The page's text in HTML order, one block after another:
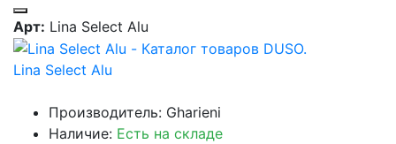
Арт: Lina Select Alu
Lina Select Alu
Производитель: Gharieni
Наличие: Есть на складе